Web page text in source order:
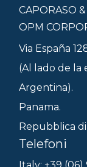
CAPORASO
OPM
Via España
(Al lado de la
Argentina).
Panama.
Repubblica
Telefoni